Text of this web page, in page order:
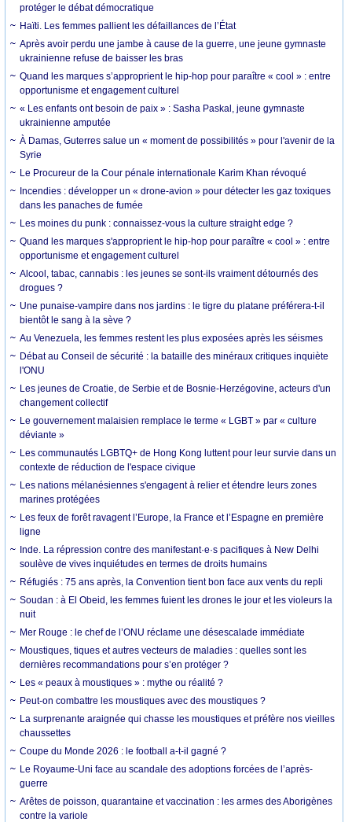
protéger le débat démocratique
Haïti. Les femmes pallient les défaillances de l’État
Après avoir perdu une jambe à cause de la guerre, une jeune gymnaste
ukrainienne refuse de baisser les bras
Quand les marques s’approprient le hip-hop pour paraître « cool » : entre
opportunisme et engagement culturel
« Les enfants ont besoin de paix » : Sasha Paskal, jeune gymnaste
ukrainienne amputée
À Damas, Guterres salue un « moment de possibilités » pour l'avenir de la
Syrie
Le Procureur de la Cour pénale internationale Karim Khan révoqué
Incendies : développer un « drone-avion » pour détecter les gaz toxiques
dans les panaches de fumée
Les moines du punk : connaissez-vous la culture straight edge ?
Quand les marques s'approprient le hip-hop pour paraître « cool » : entre
opportunisme et engagement culturel
Alcool, tabac, cannabis : les jeunes se sont-ils vraiment détournés des
drogues ?
Une punaise-vampire dans nos jardins : le tigre du platane préférera-t-il
bientôt le sang à la sève ?
Au Venezuela, les femmes restent les plus exposées après les séismes
Débat au Conseil de sécurité : la bataille des minéraux critiques inquiète
l'ONU
Les jeunes de Croatie, de Serbie et de Bosnie-Herzégovine, acteurs d'un
changement collectif
Le gouvernement malaisien remplace le terme « LGBT » par « culture
déviante »
Les communautés LGBTQ+ de Hong Kong luttent pour leur survie dans un
contexte de réduction de l'espace civique
Les nations mélanésiennes s'engagent à relier et étendre leurs zones
marines protégées
Les feux de forêt ravagent l’Europe, la France et l’Espagne en première
ligne
Inde. La répression contre des manifestant·e·s pacifiques à New Delhi
soulève de vives inquiétudes en termes de droits humains
Réfugiés : 75 ans après, la Convention tient bon face aux vents du repli
Soudan : à El Obeid, les femmes fuient les drones le jour et les violeurs la
nuit
Mer Rouge : le chef de l’ONU réclame une désescalade immédiate
Moustiques, tiques et autres vecteurs de maladies : quelles sont les
dernières recommandations pour s’en protéger ?
Les « peaux à moustiques » : mythe ou réalité ?
Peut-on combattre les moustiques avec des moustiques ?
La surprenante araignée qui chasse les moustiques et préfère nos vieilles
chaussettes
Coupe du Monde 2026 : le football a-t-il gagné ?
Le Royaume-Uni face au scandale des adoptions forcées de l’après-
guerre
Arêtes de poisson, quarantaine et vaccination : les armes des Aborigènes
contre la variole